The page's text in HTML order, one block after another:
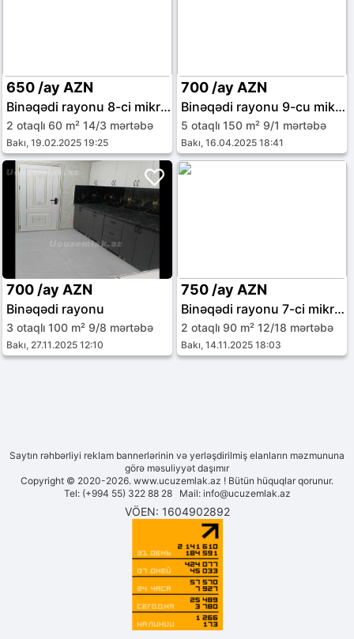
650 /ay AZN
Binəqədi rayonu 8-ci mikrorayon
2 otaqlı 60 m² 14/3 mərtəbə
Bakı, 19.02.2025 19:25
700 /ay AZN
Binəqədi rayonu 9-cu mikrorayon
5 otaqlı 150 m² 9/1 mərtəbə
Bakı, 16.04.2025 18:41
700 /ay AZN
Binəqədi rayonu
3 otaqlı 100 m² 9/8 mərtəbə
Bakı, 27.11.2025 12:10
750 /ay AZN
Binəqədi rayonu 7-ci mikrorayon
2 otaqlı 90 m² 12/18 mərtəbə
Bakı, 14.11.2025 18:03
Saytın rəhbərliyi reklam bannerlərinin və yerləşdirilmiş elanların məzmununa
görə məsuliyyət daşımır
Copyright © 2020-2026. www.ucuzemlak.az ! Bütün hüquqlar qorunur.
Tel: (+994 55) 322 88 28 Mail: info@ucuzemlak.az
VÖEN: 1604902892